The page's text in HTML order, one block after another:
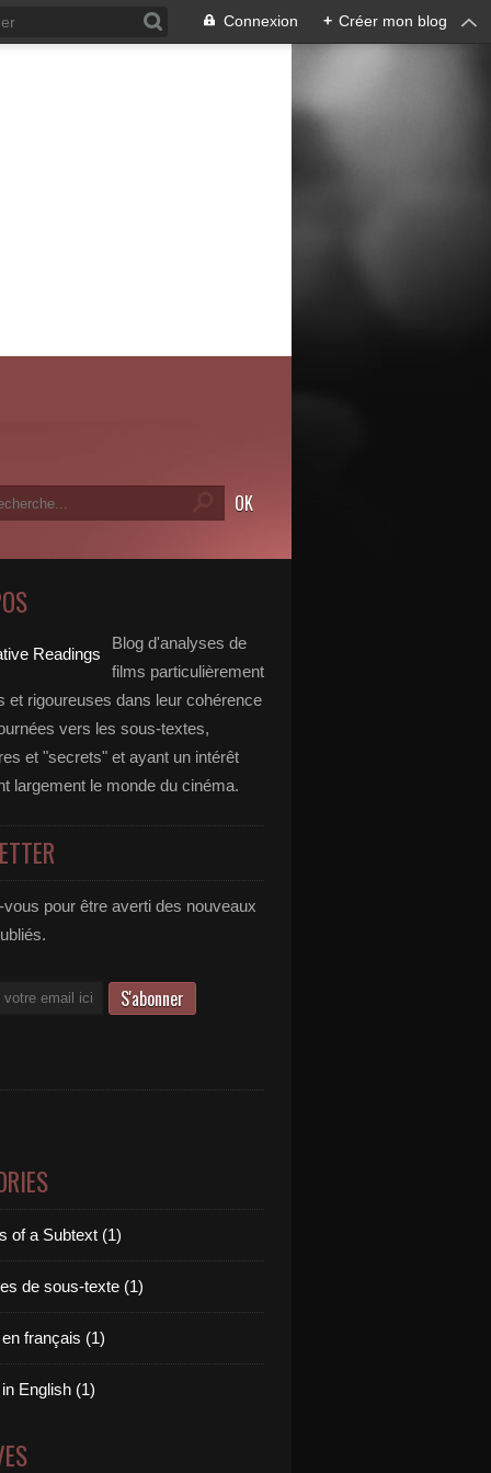
Connexion + Créer mon blog
Blog d'analyses de
films particulièrement
et rigoureuses dans leur cohérence
vers les sous-textes,
et "secrets" et ayant un intérêt
largement le monde du cinéma.
pour être averti des nouveaux
of a Subtext (1)
de sous-texte (1)
français (1)
English (1)